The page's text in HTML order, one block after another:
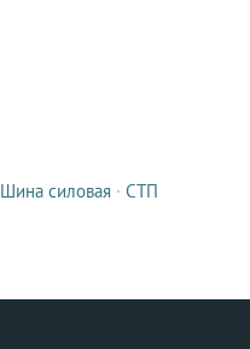
Шина силовая · СТП